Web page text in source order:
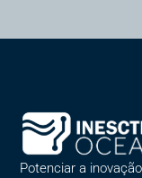
Potenciar a